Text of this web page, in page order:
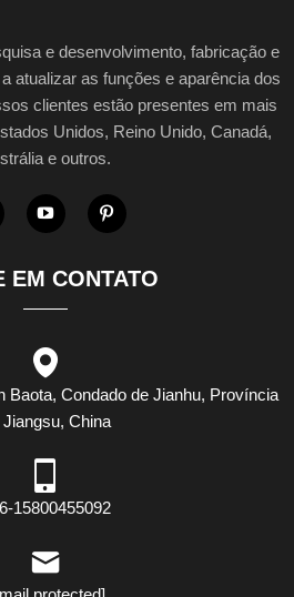
e desenvolvimento, fabricação e
atualizar as funções e aparência dos
clientes estão presentes em mais
Unidos, Reino Unido, Canadá,
e outros.
EM CONTATO
Baota, Condado de Jianhu, Província
Jiangsu, China
15800455092